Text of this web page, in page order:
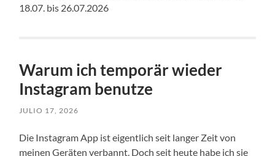
18.07. bis 26.07.2026
Warum ich temporär wieder
Instagram benutze
JULIO 17, 2026
Die Instagram App ist eigentlich seit langer Zeit von
meinen Geräten verbannt. Doch seit heute habe ich sie